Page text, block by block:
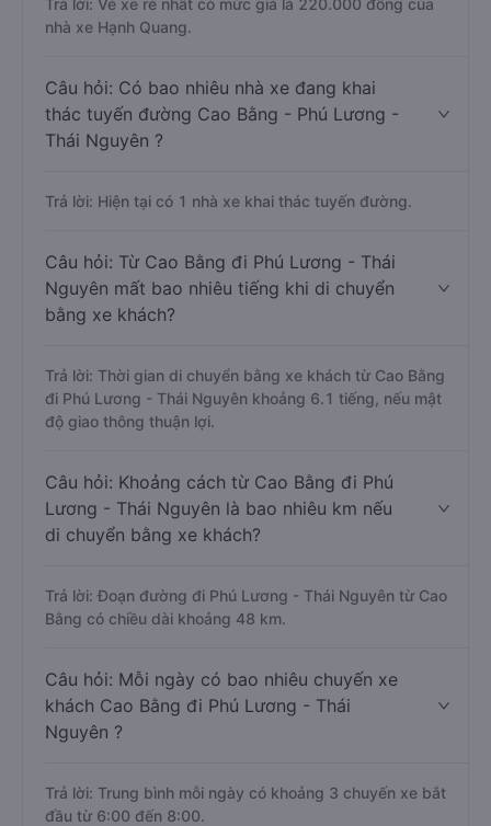
Trả lời: Vé xe rẻ nhất có mức giá là 220.000 đồng của
nhà xe Hạnh Quang.
Câu hỏi: Có bao nhiêu nhà xe đang khai
thác tuyến đường Cao Bằng - Phú Lương -
Thái Nguyên ?
Trả lời: Hiện tại có 1 nhà xe khai thác tuyến đường.
Câu hỏi: Từ Cao Bằng đi Phú Lương - Thái
Nguyên mất bao nhiêu tiếng khi di chuyển
bằng xe khách?
Trả lời: Thời gian di chuyển bằng xe khách từ Cao Bằng
đi Phú Lương - Thái Nguyên khoảng 6.1 tiếng, nếu mật
độ giao thông thuận lợi.
Câu hỏi: Khoảng cách từ Cao Bằng đi Phú
Lương - Thái Nguyên là bao nhiêu km nếu
di chuyển bằng xe khách?
Trả lời: Đoạn đường đi Phú Lương - Thái Nguyên từ Cao
Bằng có chiều dài khoảng 48 km.
Câu hỏi: Mỗi ngày có bao nhiêu chuyến xe
khách Cao Bằng đi Phú Lương - Thái
Nguyên ?
Trả lời: Trung bình mỗi ngày có khoảng 3 chuyến xe bắt
đầu từ 6:00 đến 8:00.